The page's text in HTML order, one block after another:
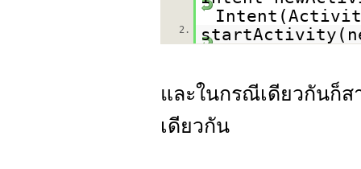
2.
และในกรณีเดียวกันก็ส
เดียวกัน